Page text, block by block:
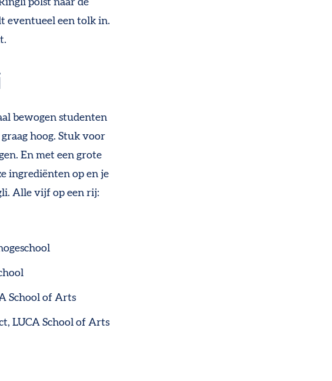
polst naar de
eventueel een tolk in.
bewogen studenten
hoog. Stuk voor
En met een grote
ingrediënten op en je
Alle vijf op een rij:
School of Arts
LUCA School of Arts